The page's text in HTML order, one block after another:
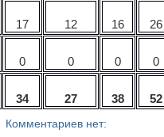
17 12 16 26
0 0 0 0
34 27 38 52
Комментариев нет: